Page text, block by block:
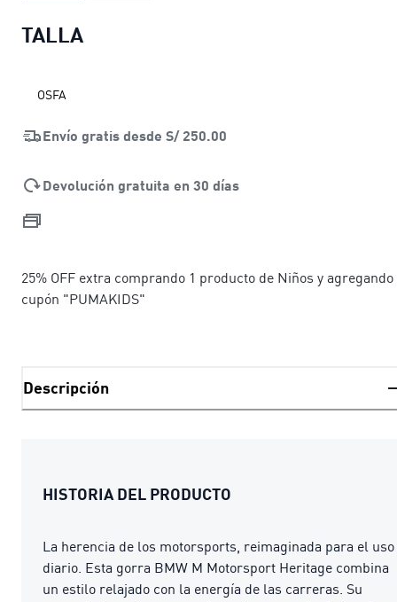
TALLA
OSFA
Envío gratis desde S/ 250.00
Devolución gratuita en 30 días
25% OFF extra comprando 1 producto de Niños y
cupón "PUMAKIDS"
Descripción
HISTORIA DEL PRODUCTO
La herencia de los motorsports, reimaginada para el uso
diario. Esta gorra BMW M Motorsport Heritage combina
un estilo relajado con la energía de las carreras. Su